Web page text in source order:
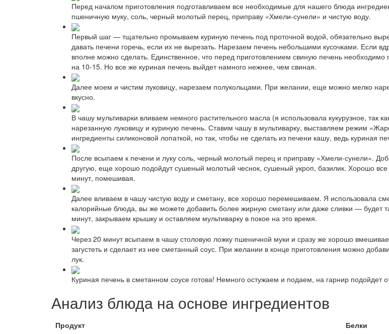
Перед началом приготовления подготавливаем все необходимые для нашего блюда
пшеничную муку, соль, черный молотый перец, приправу «Хмели-сунели» и чистую воду.
Первый шаг — тщательно промываем куриную печень под проточной водой, обязательно
давать печени горечь, если их не вырезать. Нарезаем печень небольшими кусочками. Если
вполне можно сделать. Единственное, что перед приготовлением свиную печень
на 10-15. Но все же куриная печень выйдет намного нежнее, чем свиная.
Далее моем и чистим луковицу, нарезаем полукольцами. При желании, еще можно мелко
вкусно.
В чашу мультиварки вливаем немного растительного масла (я использовала кукурузное,
нарезанную луковицу и куриную печень. Ставим чашу в мультиварку, выставляем режим
ингредиенты силиконовой лопаткой, но так, чтобы не сделать из печени кашу, ведь куриная
После всыпаем к печени и луку соль, черный молотый перец и приправу «Хмели-сунели».
другую, еще хорошо подойдут сушеный молотый чеснок, сушеный укроп, базилик. Хорошо
минут, помешивая.
Далее вливаем в чашу чистую воду и сметану, все хорошо перемешиваем. Я использовала
калорийные блюда, вы же можете добавить более жирную сметану или даже сливки — будет
минут, закрываем крышку и оставляем мультиварку в покое на это время.
Через 20 минут всыпаем в чашу столовую ложку пшеничной муки и сразу же хорошо
загустеть и сделает из нее сметанный соус. При желании в конце приготовления можно
лук.
Куриная печень в сметанном соусе готова! Немного остужаем и подаем, на гарнир подойдет
Анализ блюда на основе ингредиентов
Продукт Белки